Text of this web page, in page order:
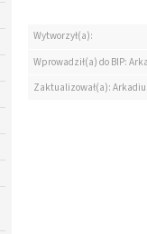
Wytworzył(a):
Wprowadził(a) do BIP:
Zaktualizował(a):